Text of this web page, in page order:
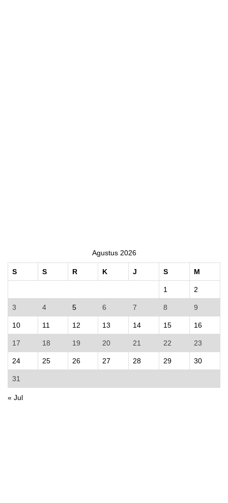
Agustus 2026
S S R K J S M
1 2
3 4 5 6 7 8 9
10 11 12 13 14 15 16
17 18 19 20 21 22 23
24 25 26 27 28 29 30
31
« Jul